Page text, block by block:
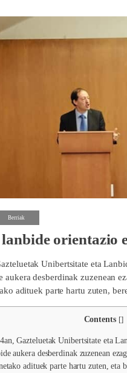
Berriak
orientazio
Unibertsitate eta
aukera desberdinak zuzenean
adituek parte hartu zuten,
Contents []
Gazteluetak Unibertsitate eta
aukera desberdinak zuzenean
adituek parte hartu zuten, eta